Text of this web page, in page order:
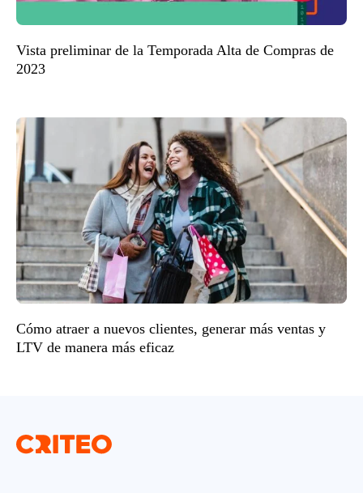
Vista preliminar de la Temporada Alta de Compras de
2023
Cómo atraer a nuevos clientes, generar más ventas y
LTV de manera más eficaz